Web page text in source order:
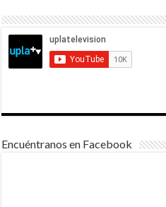
Encuéntranos en Facebook